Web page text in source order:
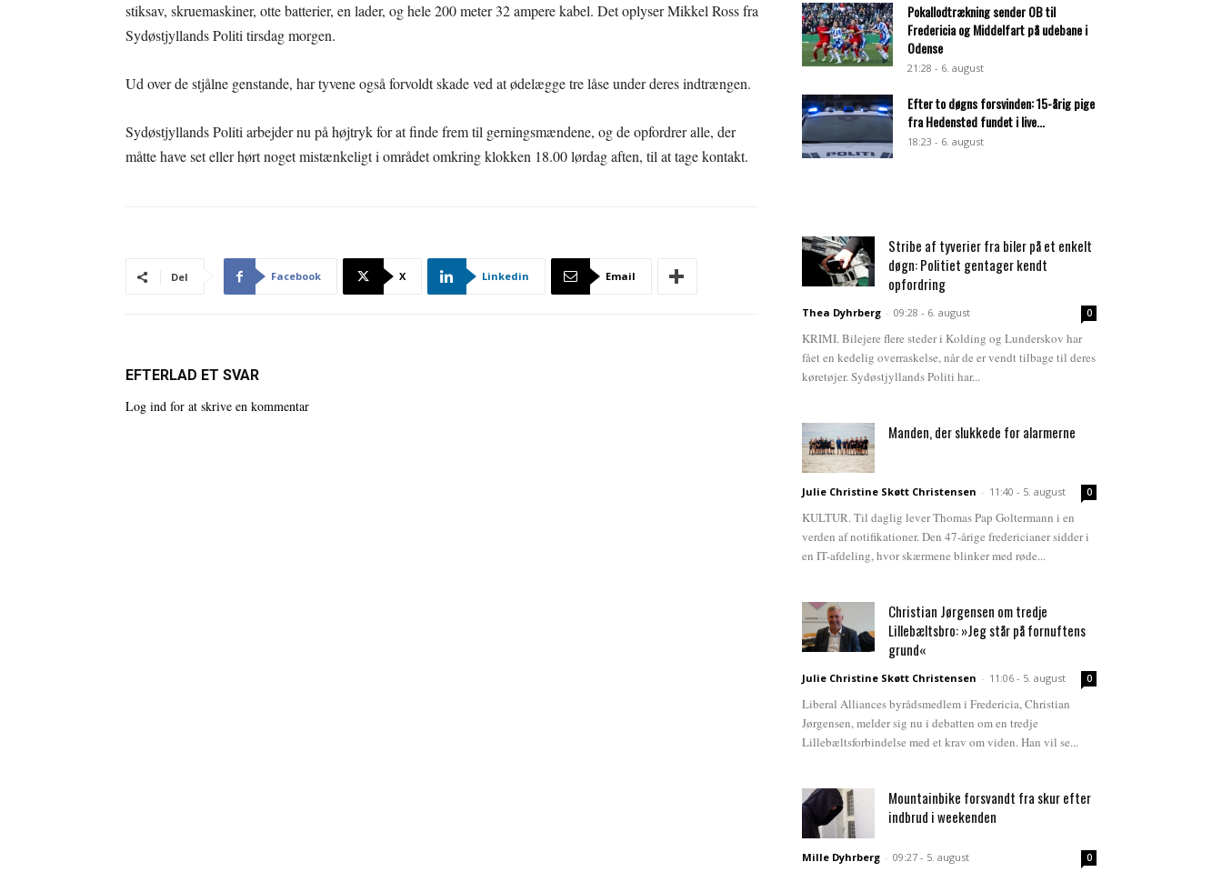
stiksav, skruemaskiner, otte batterier, en lader, og hele 200 meter 32 ampere kabel. Det oplyser Mikkel Ross fra
Sydøstjyllands Politi tirsdag morgen.
Ud over de stjålne genstande, har tyvene også forvoldt skade ved at ødelægge tre låse under deres indtrængen.
Sydøstjyllands Politi arbejder nu på højtryk for at finde frem til gerningsmændene, og de opfordrer alle, der
måtte have set eller hørt noget mistænkeligt i området omkring klokken 18.00 lørdag aften, til at tage kontakt.
Del Facebook X Linkedin Email
EFTERLAD ET SVAR
Log ind for at skrive en kommentar
Pokallodtrækning sender OB til
Fredericia og Middelfart på udebane i
Odense
21:28 - 6. august
Efter to døgns forsvinden: 15-årig pige
fra Hedensted fundet i live...
18:23 - 6. august
Stribe af tyverier fra biler på et enkelt
døgn: Politiet gentager kendt
opfordring
Thea Dyhrberg - 09:28 - 6. august 0
KRIMI. Bilejere flere steder i Kolding og Lunderskov har
fået en kedelig overraskelse, når de er vendt tilbage til deres
køretøjer. Sydøstjyllands Politi har...
Manden, der slukkede for alarmerne
Julie Christine Skøtt Christensen - 11:40 - 5. august 0
KULTUR. Til daglig lever Thomas Pap Goltermann i en
verden af notifikationer. Den 47-årige fredericianer sidder i
en IT-afdeling, hvor skærmene blinker med røde...
Christian Jørgensen om tredje
Lillebæltsbro: »Jeg står på fornuftens
grund«
Julie Christine Skøtt Christensen - 11:06 - 5. august 0
Liberal Alliances byrådsmedlem i Fredericia, Christian
Jørgensen, melder sig nu i debatten om en tredje
Lillebæltsforbindelse med et krav om viden. Han vil se...
Mountainbike forsvandt fra skur efter
indbrud i weekenden
Mille Dyhrberg - 09:27 - 5. august 0